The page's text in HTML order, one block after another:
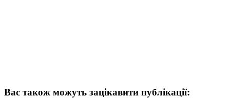
Вас також можуть зацікавити публікації: